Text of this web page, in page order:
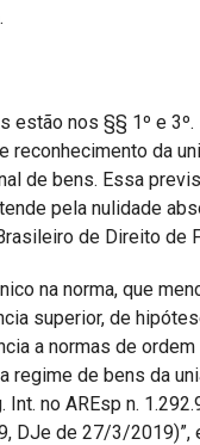
estão nos §§ 1º e
reconhecimento da
de bens. Essa
pela nulidade
de Direito de
na norma, que
superior, de
a normas de
regime de bens da
Int. no AREsp n.
DJe de 27/3/2019)”,